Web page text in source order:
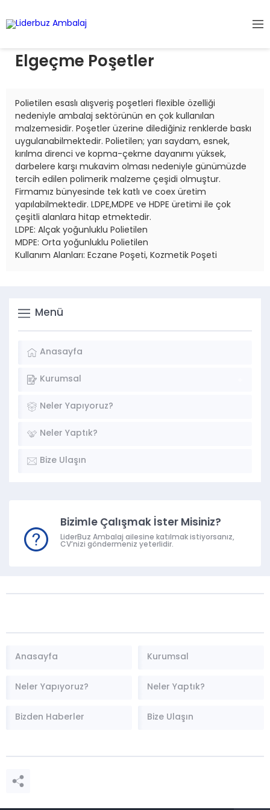
Elgeçme Poşetler
Polietilen esaslı alışveriş poşetleri flexible özelliği
nedeniyle ambalaj sektörünün en çok kullanılan
malzemesidir. Poşetler üzerine dilediğiniz renklerde baskı
uygulanabilmektedir. Polietilen; yarı saydam, esnek,
kırılma direnci ve kopma-çekme dayanımı yüksek,
darbelere karşı mukavim olması nedeniyle günümüzde
tercih edilen polimerik malzeme çeşidi olmuştur.
Firmamız bünyesinde tek katlı ve coex üretim
yapılabilmektedir. LDPE,MDPE ve HDPE üretimi ile çok
çeşitli alanlara hitap etmektedir.
LDPE: Alçak yoğunluklu Polietilen
MDPE: Orta yoğunluklu Polietilen
Kullanım Alanları: Eczane Poşeti, Kozmetik Poşeti
Menü
Anasayfa
Kurumsal
Neler Yapıyoruz?
Neler Yaptık?
Bize Ulaşın
Bizimle Çalışmak İster Misiniz?
LiderBuz Ambalaj ailesine katılmak istiyorsanız,
CV’nizi göndermeniz yeterlidir.
Anasayfa Kurumsal
Neler Yapıyoruz? Neler Yaptık?
Bizden Haberler Bize Ulaşın